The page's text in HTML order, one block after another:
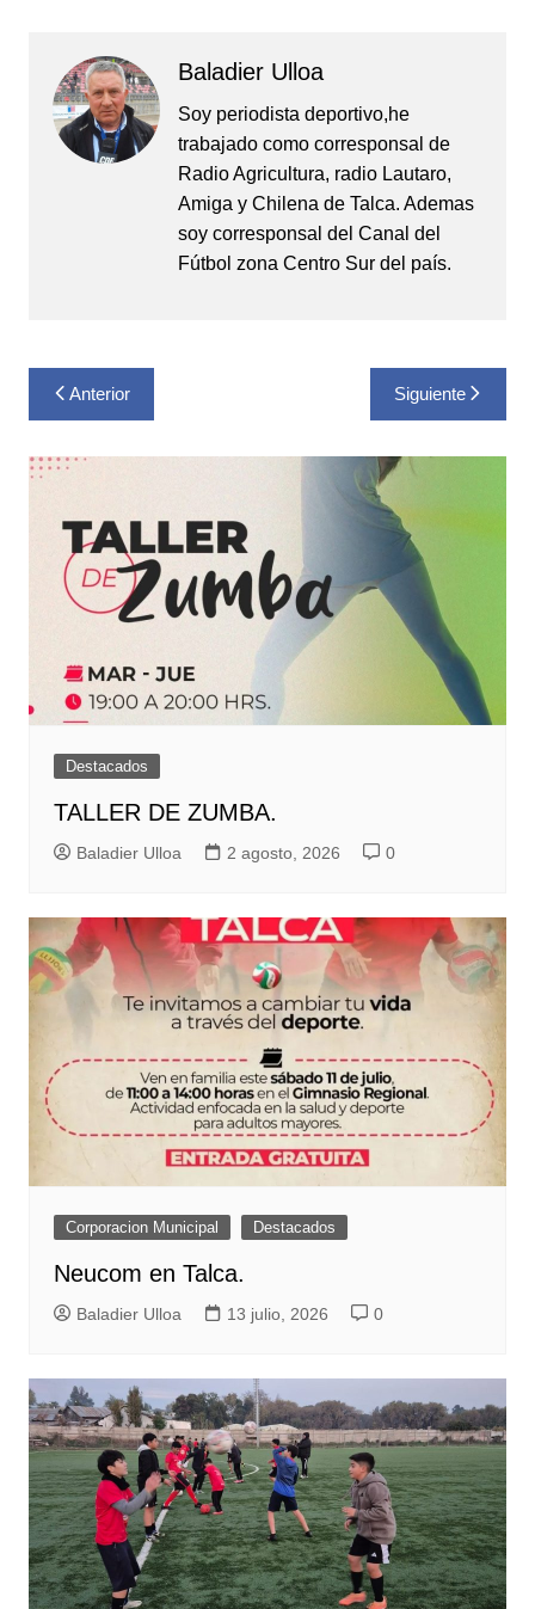
Baladier Ulloa
Soy periodista deportivo,he
trabajado como corresponsal de
Radio Agricultura, radio Lautaro,
Amiga y Chilena de Talca. Ademas
soy corresponsal del Canal del
Fútbol zona Centro Sur del país.
Navegación
de
entradas
Anterior Siguiente
Destacados
TALLER DE ZUMBA.
Baladier Ulloa 2 agosto, 2026 0
Corporacion Municipal Destacados
Neucom en Talca.
Baladier Ulloa 13 julio, 2026 0